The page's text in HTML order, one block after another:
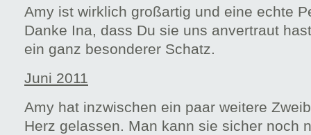
Amy ist wirklich großartig und eine echte
Danke Ina, dass Du sie uns anvertraut
ein ganz besonderer Schatz.
Juni 2011
Amy hat inzwischen ein paar weitere
Herz gelassen. Man kann sie sicher noch